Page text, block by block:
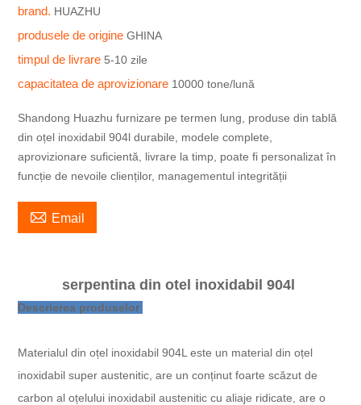
brand. HUAZHU
produsele de origineGHINA
timpul de livrare 5-10 zile
capacitatea de aprovizionare 10000 tone/lună
Shandong Huazhu furnizare pe termen lung, produse din tablă
din oțel inoxidabil 904l durabile, modele complete,
aprovizionare suficientă, livrare la timp, poate fi personalizat în
funcție de nevoile clienților, managementul integrității
 Email
serpentina din otel inoxidabil 904l
Descrierea produselor
Materialul din oțel inoxidabil 904L este un material din oțel
inoxidabil super austenitic, are un conținut foarte scăzut de
carbon al oțelului inoxidabil austenitic cu aliaje ridicate, are o